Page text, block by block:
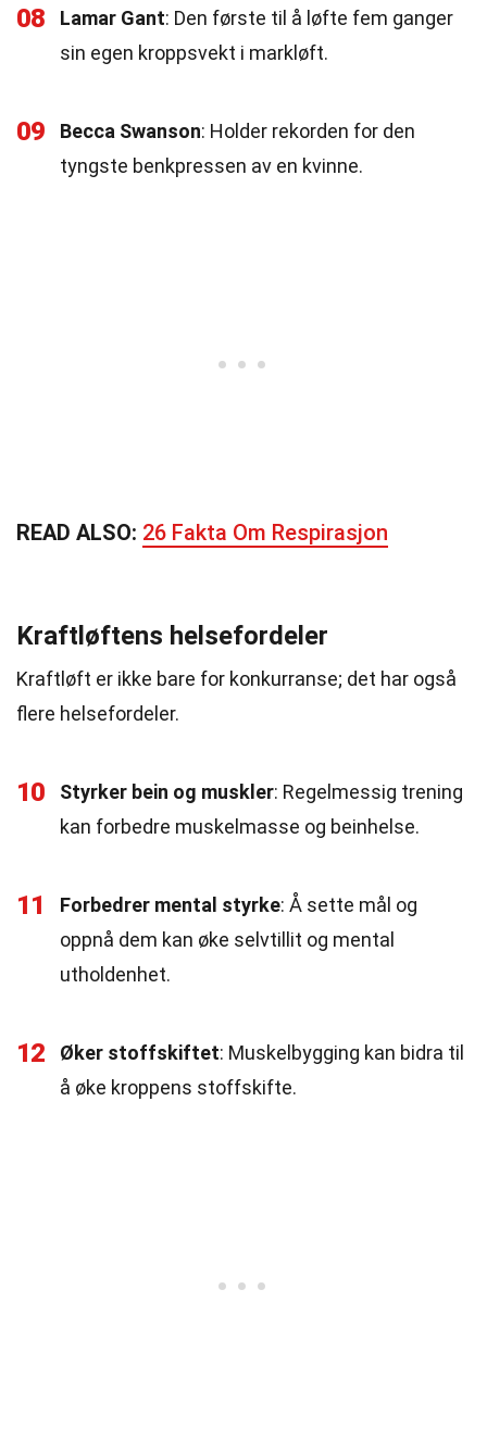
08 Lamar Gant: Den første til å løfte fem ganger
sin egen kroppsvekt i markløft.
09 Becca Swanson: Holder rekorden for den
tyngste benkpressen av en kvinne.
READ ALSO: 26 Fakta Om Respirasjon
Kraftløftens helsefordeler
Kraftløft er ikke bare for konkurranse; det har også
flere helsefordeler.
10 Styrker bein og muskler: Regelmessig trening
kan forbedre muskelmasse og beinhelse.
11 Forbedrer mental styrke: Å sette mål og
oppnå dem kan øke selvtillit og mental
utholdenhet.
12 Øker stoffskiftet: Muskelbygging kan bidra til
å øke kroppens stoffskifte.